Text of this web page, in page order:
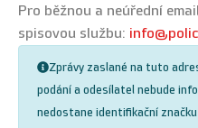
Pro běžnou a neúřední
spisovou službu:
Zprávy zaslané na tuto
podání a odesílatel nebude
nedostane identifikační